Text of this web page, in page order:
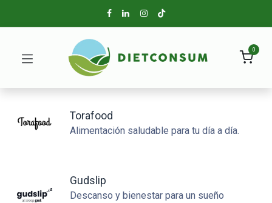
0
Torafood
Alimentación saludable para tu día a día.
Gudslip
Descanso y bienestar para un sueño